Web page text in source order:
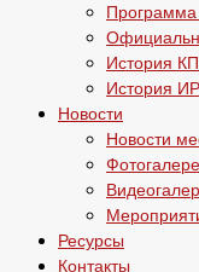
История
История
Новости
Новости
Ресурсы
Контакты